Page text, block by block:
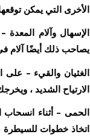
الأخرى التي يمكن
الإسهال وآلام المعدة –
يصاحب ذلك أيضًا آلام
الغثيان والقيء – على
الارتياح الشديد ،
الحمى – أثناء